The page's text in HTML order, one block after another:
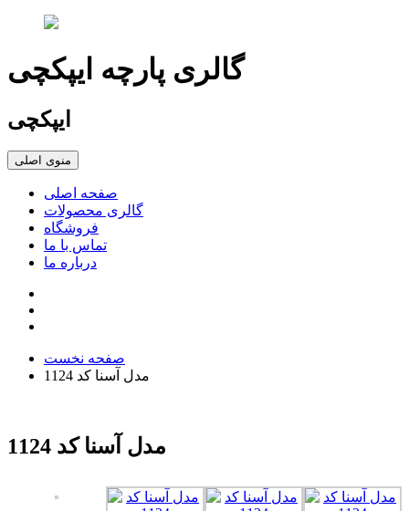
گالری پارچه ایپکچی
ایپکچی
منوی اصلی
صفحه اصلی
گالری محصولات
فروشگاه
تماس با ما
درباره ما
صفحه نخست
مدل آسنا کد 1124
مدل آسنا کد 1124